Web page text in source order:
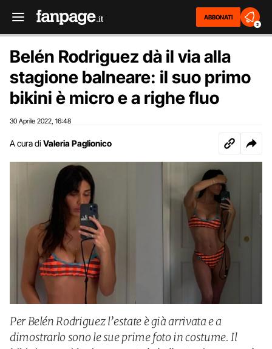
ABBONATI
2
Belén Rodriguez dà il via alla
stagione balneare: il suo primo
bikini è micro e a righe fluo
30 Aprile 2022 16:48
A cura di Valeria Paglionico
Per Belén Rodriguez l’estate è già arrivata e a
dimostrarlo sono le sue prime foto in costume. Il